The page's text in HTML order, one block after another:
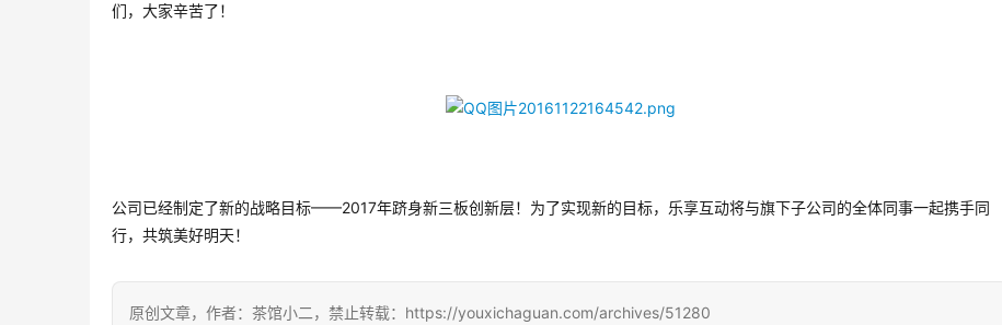
们，大家辛苦了！
公司已经制定了新的战略目标——2017年跻身新三板创新层！为了实现新的目标，乐享互动将与旗下子公司的全体同事一起携手同
行，共筑美好明天！
原创文章，作者：茶馆小二，禁止转载：https://youxichaguan.com/archives/51280